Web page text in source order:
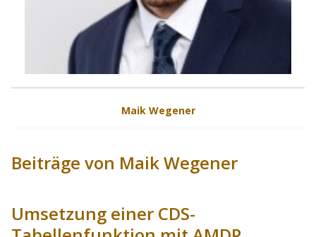
Maik Wegener
Beiträge von Maik Wegener
Umsetzung einer CDS-